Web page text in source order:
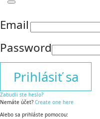
Email
Password
Prihlásiť sa
Zabudli ste heslo?
Nemáte účet? Create one here
Alebo sa prihláste pomocou: